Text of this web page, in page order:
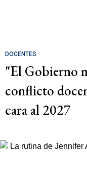
DOCENTES
"El Gobierno
conflicto
cara al 2027